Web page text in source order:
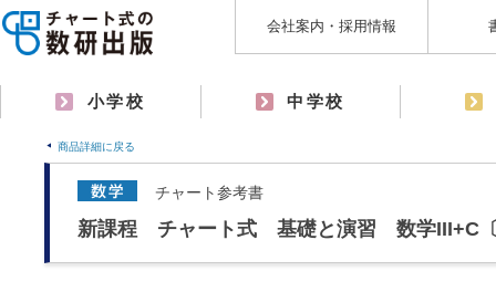
会社案内・採用情報
小学校 中学校
商品詳細に戻る
チャート参考書
新課程 チャート式 基礎と演習 数学III+C〔